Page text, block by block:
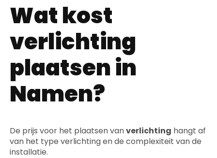
Wat kost
verlichting
plaatsen in
Namen?
De prijs voor het plaatsen vanverlichting hangt af
van het type verlichting en de complexiteit van de
installatie.